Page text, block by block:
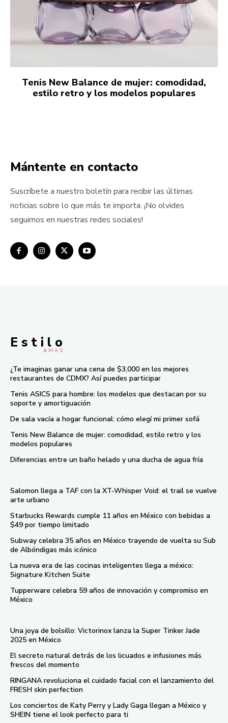
Tenis New Balance de mujer: comodidad,
estilo retro y los modelos populares
Mántente en contacto
Suscríbete a nuestro boletín para recibir las últimas
noticias sobre lo que más te importa. ¡No olvides
seguirnos en nuestras redes sociales!
E s t i l o
& M À S
¿Te imaginas ganar una cena de $3,000 en los mejores
restaurantes de CDMX? Así puedes participar
Tenis ASICS para hombre: los modelos que destacan por su
soporte y amortiguación
De sala vacía a hogar funcional: cómo elegí mi primer sofá
Tenis New Balance de mujer: comodidad, estilo retro y los
modelos populares
Diferencias entre un baño helado y una ducha de agua fría
Salomon llega a TAF con la XT-Whisper Void: el trail se vuelve
arte urbano
Starbucks Rewards cumple 11 años en México con bebidas a
$49 por tiempo limitado
Subway celebra 35 años en México trayendo de vuelta su Sub
de Albóndigas más icónico
La nueva era de las cocinas inteligentes llega a méxico:
Signature Kitchen Suite
Tupperware celebra 59 años de innovación y compromiso en
México
Una joya de bolsillo: Victorinox lanza la Super Tinker Jade
2025 en México
El secreto natural detrás de los licuados e infusiones más
frescos del momento
RINGANA revoluciona el cuidado facial con el lanzamiento del
FRESH skin perfection
Los conciertos de Katy Perry y Lady Gaga llegan a México y
SHEIN tiene el look perfecto para ti